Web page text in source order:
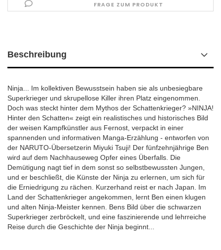
FRAGE ZUM PRODUKT
Beschreibung
Ninja... Im kollektiven Bewusstsein haben sie als unbesiegbare
Superkrieger und skrupellose Killer ihren Platz eingenommen.
Doch was steckt hinter dem Mythos der Schattenkrieger? »NINJA!
Hinter den Schatten« zeigt ein realistisches und historisches Bild
der weisen Kampfkünstler aus Fernost, verpackt in einer
spannenden und informativen Manga-Erzählung - entworfen von
der NARUTO-Übersetzerin Miyuki Tsuji! Der fünfzehnjährige Ben
wird auf dem Nachhauseweg Opfer eines Überfalls. Die
Demütigung nagt tief in dem sonst so selbstbewussten Jungen,
und er beschließt, die Künste der Ninja zu erlernen, um sich für
die Erniedrigung zu rächen. Kurzerhand reist er nach Japan. Im
Land der Schattenkrieger angekommen, lernt Ben einen klugen
und alten Ninja-Meister kennen. Bens Bild über die schwarzen
Superkrieger zerbröckelt, und eine faszinierende und lehrreiche
Reise durch die Geschichte der Ninja beginnt...